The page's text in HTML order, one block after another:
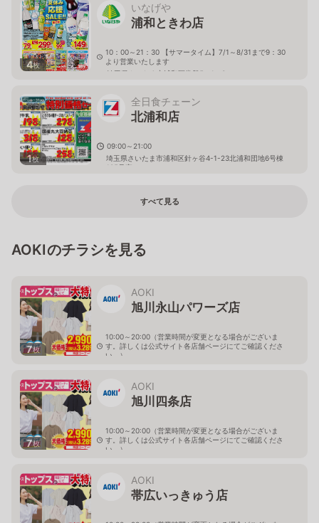
4枚
いなげや
浦和ときわ店
10：00～21：30 【サマータイム】7/1～8/31まで9：30
より営業いたします
埼玉県さいたま市浦和区常盤5－1－3
1枚
全日食チェーン
北浦和店
09:00～21:00
埼玉県さいたま市浦和区針ヶ谷4-1-23北浦和団地6号棟
105号室
すべて見る
AOKIのチラシを見る
7枚
AOKI
旭川永山パワーズ店
10:00～20:00（営業時間が変更となる場合がございま
す。詳しくは公式サイト各店舗ページにてご確認くださ
い。）
7枚
AOKI
旭川四条店
10:00～20:00（営業時間が変更となる場合がございま
す。詳しくは公式サイト各店舗ページにてご確認くださ
い。）
AOKI
帯広いっきゅう店